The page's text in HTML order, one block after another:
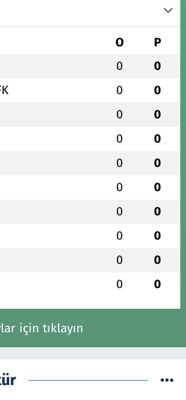
O P
0 0
0 0
0 0
0 0
0 0
0 0
0 0
0 0
0 0
0 0
için tıklayın